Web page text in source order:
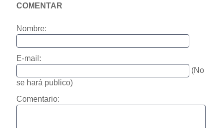
COMENTAR
Nombre:
E-mail:
(No
se hará publico)
Comentario: